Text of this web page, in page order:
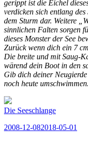
gerippt ist die Eichel
verdicken sich entlang
dem Sturm dar. Weitere
sinnlichen Falten sorgen
dieses Monster der See
Zurück wenn dich ein 7
Die breite und mit Saug-
wärend dein Boot in den
Gib dich deiner
noch heute umschwimmen.
Die Seeschlange
Veröffentlicht
2008-12-082018-05-01